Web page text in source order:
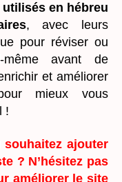
en hébreu
, avec leurs
pour réviser ou
même avant de
et améliorer
mieux vous
!
ajouter
? N’hésitez pas
améliorer le site